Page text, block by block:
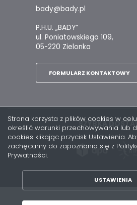
bady@bady.pl
P.H.U. „BADY”
ul. Poniatowskiego 109,
05-220 Zielonka
FORMULARZ KONTAKTOWY
SZYBKA
Strona korzysta z plików cookies w
określić warunki przechowywania lub
cookies klikając przycisk Ustawienia.
zachęcamy do zapoznania się z
Prywatności.
USTAWIENIA
ZAPISZ